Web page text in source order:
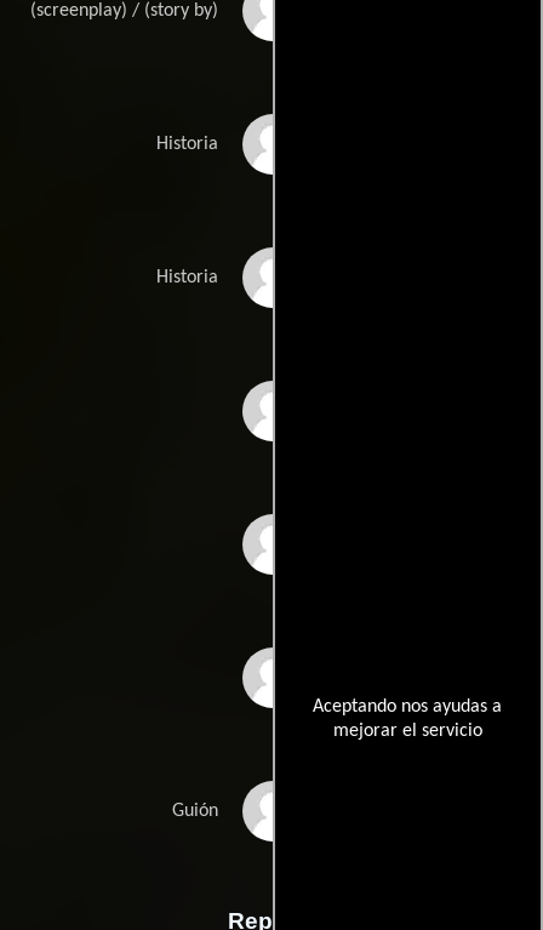
Aceptando nos ayudas a
mejorar el servicio
(screenplay) / (story by)
Historia
Historia
Guión
Reparto